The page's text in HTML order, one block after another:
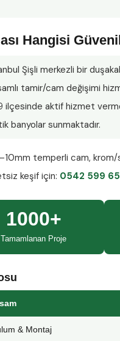
Hangisi
Şişli merkezli bir
tamir/cam değişimi
ilçesinde aktif hizmet
banyolar sunmaktadır.
temperli cam,
keşif için: 0542 599
1000+
Tamamlanan Proje
& Montaj